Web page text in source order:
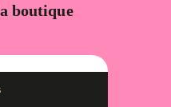
boutique